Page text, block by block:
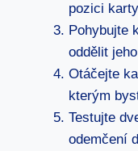
pozici
Pohybujte
oddělit
Otáčejte
kterým
Testujte
odemčení